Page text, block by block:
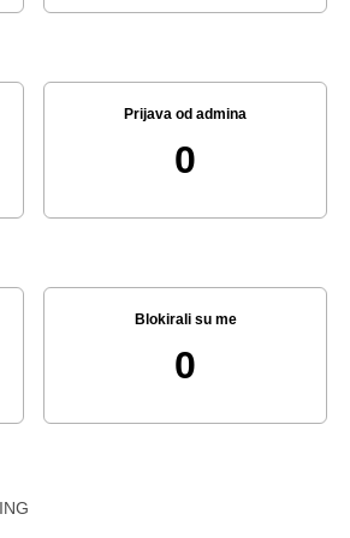
Prijava od admina
0
Blokirali su me
0